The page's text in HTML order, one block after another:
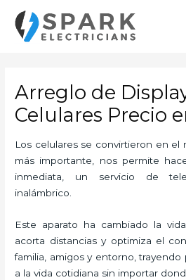
contenido
Arreglo de
Celulares Precio
Los celulares se convirtieron en el
más importante, nos permite
inmediata, un servicio de
inalámbrico.
Este aparato ha cambiado la
acorta distancias y optimiza el
familia, amigos y entorno,
a la vida cotidiana sin importar